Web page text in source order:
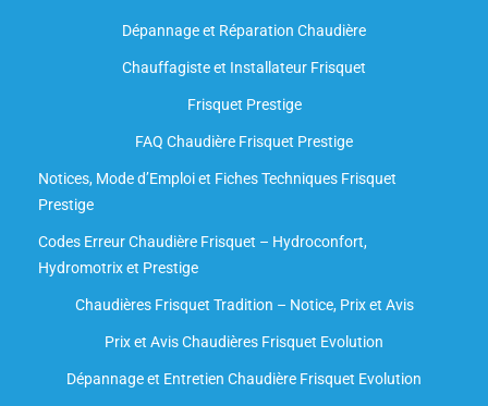
Dépannage et Réparation Chaudière
Chauffagiste et Installateur Frisquet
Frisquet Prestige
FAQ Chaudière Frisquet Prestige
Notices, Mode d’Emploi et Fiches Techniques Frisquet
Prestige
Codes Erreur Chaudière Frisquet – Hydroconfort,
Hydromotrix et Prestige
Chaudières Frisquet Tradition – Notice, Prix et Avis
Prix et Avis Chaudières Frisquet Evolution
Dépannage et Entretien Chaudière Frisquet Evolution​